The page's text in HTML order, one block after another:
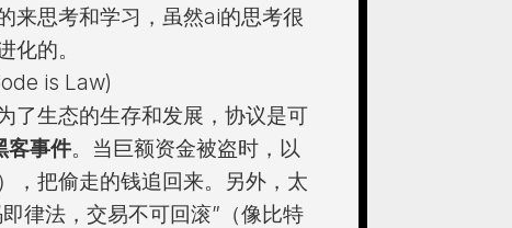
来思考和学习，虽然ai的思考很
化的。
is Law)
了生态的生存和发展，协议是可
客事件。当巨额资金被盗时，以
，把偷走的钱追回来。另外，太
律法，交易不可回滚”（像比特